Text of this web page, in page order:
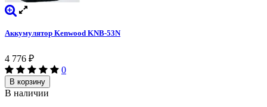
Аккумулятор Kenwood KNB-53N
4 776 ₽
0
В корзину
В наличии